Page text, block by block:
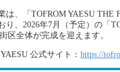
は、「TOFROM YAESU
り、2026年7月（予定）の「
区全体が完成を迎えます。
公式サイト： https://